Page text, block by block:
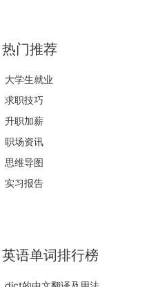
热门推荐
大学生就业
求职技巧
升职加薪
职场资讯
思维导图
实习报告
英语单词排行榜